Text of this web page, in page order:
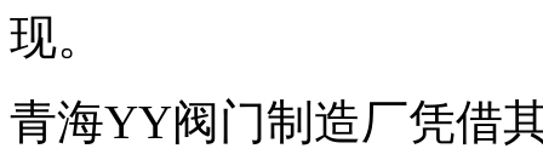
现。
青海YY阀门制造厂凭借